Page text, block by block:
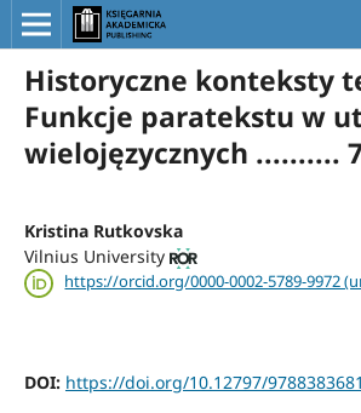
Historyczne konteksty
Funkcje paratekstu w
wielojęzycznych ..........
Kristina Rutkovska
Vilnius University
https://orcid.org/0000-0002-5789-9972
DOI: https://doi.org/10.12797/